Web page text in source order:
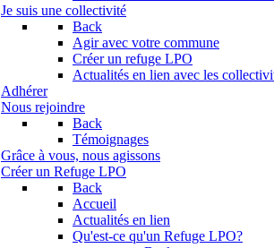
Je suis une collectivité
Back
Agir avec votre commune
Créer un refuge LPO
Actualités en lien avec les
Adhérer
Nous rejoindre
Back
Témoignages
Grâce à vous, nous agissons
Créer un Refuge LPO
Back
Accueil
Actualités en lien
Qu'est-ce qu'un Refuge LPO?